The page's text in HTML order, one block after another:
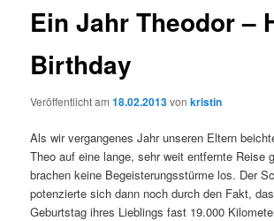
Ein Jahr Theodor –
Birthday
Veröffentlicht am18.02.2013vonkristin
Als wir vergangenes Jahr unseren Eltern
Theo auf eine lange, sehr weit entfernte Reise
brachen keine Begeisterungsstürme los. Der
potenzierte sich dann noch durch den Fakt,
Geburtstag ihres Lieblings fast 19.000